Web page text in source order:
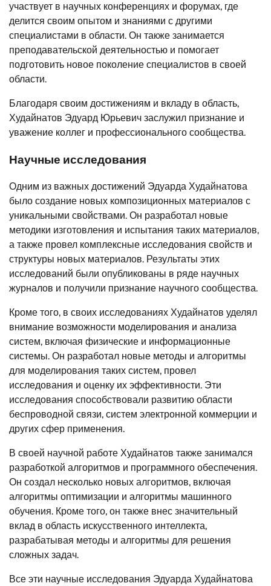
участвует в научных конференциях и форумах, где
делится своим опытом и знаниями с другими
специалистами в области. Он также занимается
преподавательской деятельностью и помогает
подготовить новое поколение специалистов в своей
области.
Благодаря своим достижениям и вкладу в область,
Худайнатов Эдуард Юрьевич заслужил признание и
уважение коллег и профессионального сообщества.
Научные исследования
Одним из важных достижений Эдуарда Худайнатова
было создание новых композиционных материалов с
уникальными свойствами. Он разработал новые
методики изготовления и испытания таких материалов,
а также провел комплексные исследования свойств и
структуры новых материалов. Результаты этих
исследований были опубликованы в ряде научных
журналов и получили признание научного сообщества.
Кроме того, в своих исследованиях Худайнатов уделял
внимание возможности моделирования и анализа
систем, включая физические и информационные
системы. Он разработал новые методы и алгоритмы
для моделирования таких систем, провел
исследования и оценку их эффективности. Эти
исследования способствовали развитию области
беспроводной связи, систем электронной коммерции и
других сфер применения.
В своей научной работе Худайнатов также занимался
разработкой алгоритмов и программного обеспечения.
Он создал несколько новых алгоритмов, включая
алгоритмы оптимизации и алгоритмы машинного
обучения. Кроме того, он также внес значительный
вклад в область искусственного интеллекта,
разрабатывая методы и алгоритмы для решения
сложных задач.
Все эти научные исследования Эдуарда Худайнатова